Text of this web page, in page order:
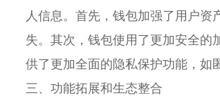
人信息。首先，钱包加强了用户
失。其次，钱包使用了更加安全的
供了更加全面的隐私保护功能，如
三、功能拓展和生态整合